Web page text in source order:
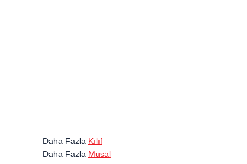
Daha Fazla Kılıf
Daha Fazla Musal